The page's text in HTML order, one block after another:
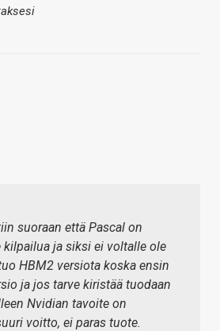
suoraan että Pascal on
kilpailua ja siksi ei voltalle ole
HBM2 versiota koska ensin
ja jos tarve kiristää tuodaan
Nvidian tavoite on
voitto, ei paras tuote.